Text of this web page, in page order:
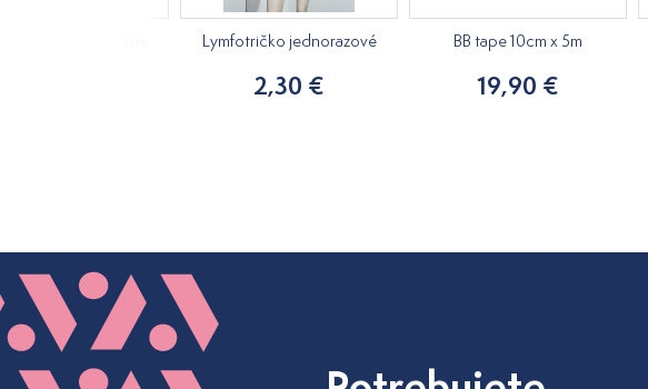
Lymfotričko jednorazové
2,30 €
BB tape 10cm x 5m
19,90 €